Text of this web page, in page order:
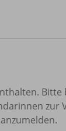
Bitte
zur